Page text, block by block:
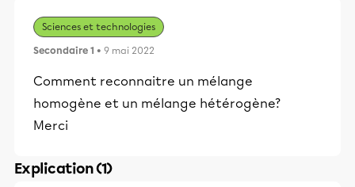
Sciences et technologies
Secondaire 1 • 9 mai 2022
Comment reconnaitre un mélange
homogène et un mélange hétérogène?
Merci
Explication (1)